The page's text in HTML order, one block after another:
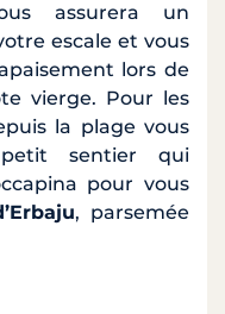
assurera un
escale et vous
lors de
vierge. Pour les
la plage vous
sentier qui
pour vous
, parsemée